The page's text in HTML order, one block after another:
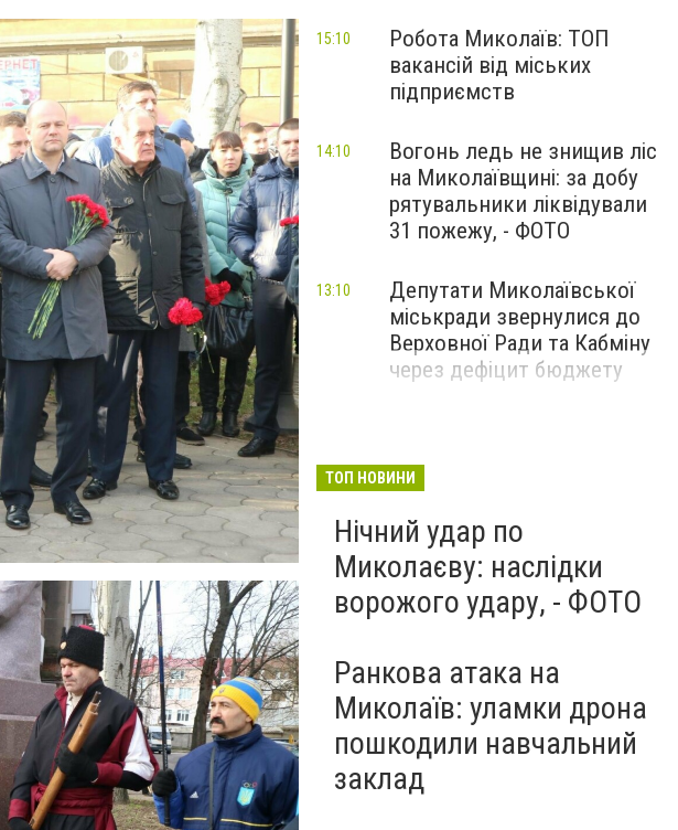
Робота Миколаїв: ТОП
вакансій від міських
підприємств
15:10
Вогонь ледь не знищив ліс
на Миколаївщині: за добу
рятувальники ліквідували
31 пожежу, - ФОТО
14:10
Депутати Миколаївської
міськради звернулися до
Верховної Ради та Кабміну
через дефіцит бюджету
13:10
ТОП НОВИНИ
Нічний удар по
Миколаєву: наслідки
ворожого удару, - ФОТО
Ранкова атака на
Миколаїв: уламки дрона
пошкодили навчальний
заклад